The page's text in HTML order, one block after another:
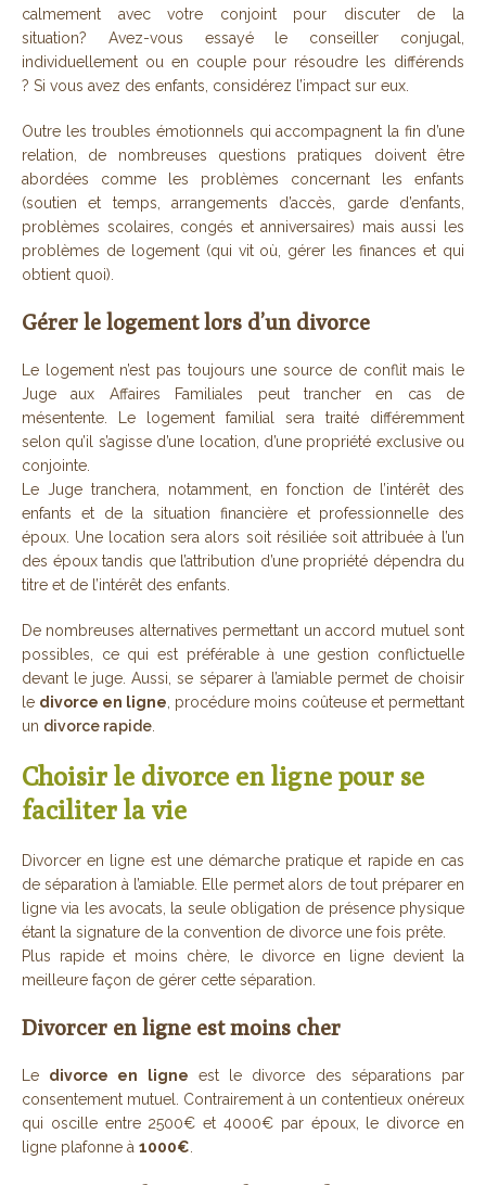
calmement avec votre conjoint pour discuter de la
situation? Avez-vous essayé le conseiller conjugal,
individuellement ou en couple pour résoudre les différends
? Si vous avez des enfants, considérez l’impact sur eux.
Outre les troubles émotionnels qui accompagnent la fin d’une
relation, de nombreuses questions pratiques doivent être
abordées comme les problèmes concernant les enfants
(soutien et temps, arrangements d’accès, garde d’enfants,
problèmes scolaires, congés et anniversaires) mais aussi les
problèmes de logement (qui vit où, gérer les finances et qui
obtient quoi).
Gérer le logement lors d’un divorce
Le logement n’est pas toujours une source de conflit mais le
Juge aux Affaires Familiales peut trancher en cas de
mésentente. Le logement familial sera traité différemment
selon qu’il s’agisse d’une location, d’une propriété exclusive ou
conjointe.
Le Juge tranchera, notamment, en fonction de l’intérêt des
enfants et de la situation financière et professionnelle des
époux. Une location sera alors soit résiliée soit attribuée à l’un
des époux tandis que l’attribution d’une propriété dépendra du
titre et de l’intérêt des enfants.
De nombreuses alternatives permettant un accord mutuel sont
possibles, ce qui est préférable à une gestion conflictuelle
devant le juge. Aussi, se séparer à l’amiable permet de choisir
le divorce en ligne , procédure moins coûteuse et permettant
un divorce rapide
Choisir le divorce en ligne pour se
faciliter la vie
Divorcer en ligne est une démarche pratique et rapide en cas
de séparation à l’amiable. Elle permet alors de tout préparer en
ligne via les avocats, la seule obligation de présence physique
étant la signature de la convention de divorce une fois prête.
Plus rapide et moins chère, le divorce en ligne devient la
meilleure façon de gérer cette séparation.
Divorcer en ligne est moins cher
Le divorce en ligne est le divorce des séparations par
consentement mutuel. Contrairement à un contentieux onéreux
qui oscille entre 2500€ et 4000€ par époux, le divorce en
ligne plafonne à 1000€